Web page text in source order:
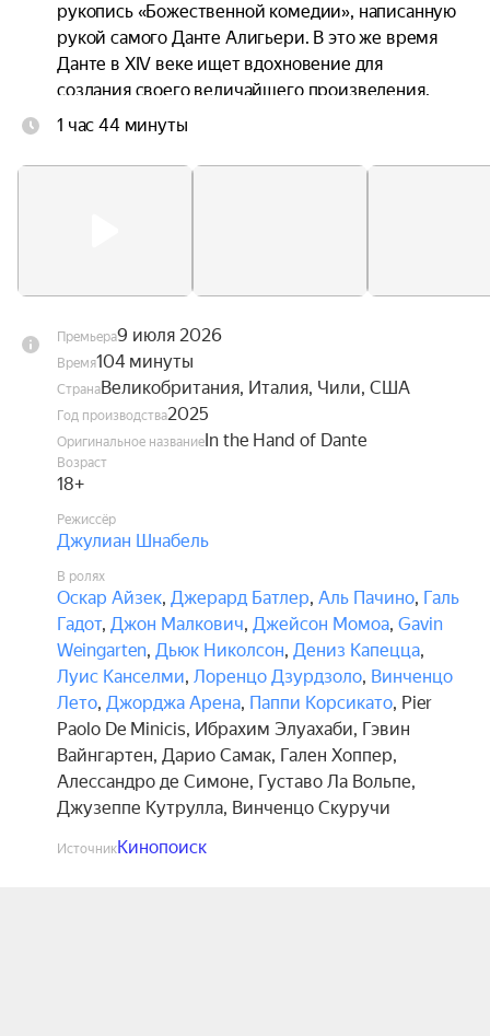
рукопись «Божественной комедии», написанную
рукой самого Данте Алигьери. В это же время
Данте в XIV веке ищет вдохновение для
создания своего величайшего произведения.
Каждого из мужчин неосознанно связывает
красотой и божественным.
1 час 44 минуты
Премьера9 июля 2026
Время104 минуты
СтранаВеликобритания, Италия, Чили, США
Год производства2025
Оригинальное названиеIn the Hand of Dante
Возраст
18+
Режиссёр
Джулиан Шнабель
В ролях
Оскар Айзек, Джерард Батлер, Аль Пачино, Галь
Гадот, Джон Малкович, Джейсон Момоа, Gavin
Weingarten, Дьюк Николсон, Дениз Капецца,
Луис Канселми, Лоренцо Дзурдзоло, Винченцо
Лето, Джорджа Арена, Паппи Корсикато, Pier
Paolo De Minicis, Ибрахим Элуахаби, Гэвин
Вайнгартен, Дарио Самак, Гален Хоппер,
Алессандро де Симоне, Густаво Ла Вольпе,
Джузеппе Кутрулла, Винченцо Скуручи
ИсточникКинопоиск